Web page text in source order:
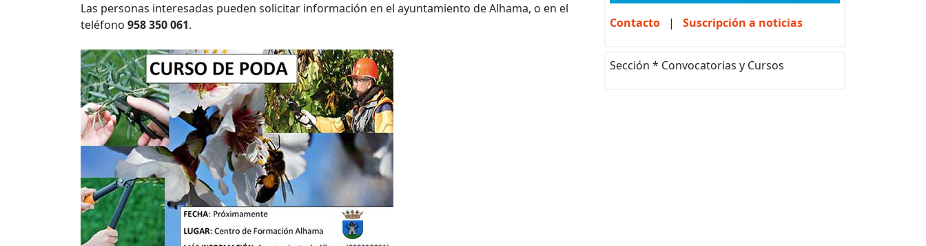
Las personas interesadas pueden solicitar información en el ayuntamiento de Alhama, o en el
teléfono 958 350 061. Contacto | Suscripción a noticias
Sección * Convocatorias y Cursos